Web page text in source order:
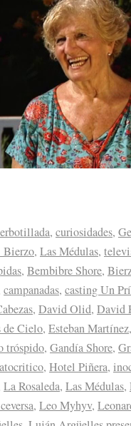
, curiosidades,
, Las Médulas,
, Bembibre Shore,
campanadas, casting Un
, David Olid, David
de Cielo, Esteban Martínez
tróspido, Gandía Shore,
, Hotel Piñera,
La Rosaleda, Las Médulas,
, Leo Myhyv,